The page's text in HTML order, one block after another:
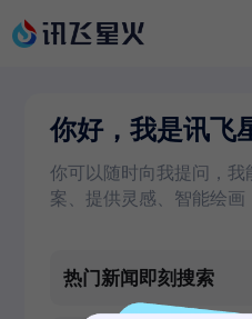
你好，我是讯飞
你可以随时向我提问，
案、提供灵感、智能绘画
热门新闻即刻搜索